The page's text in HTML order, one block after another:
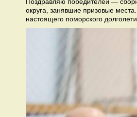
округа, занявшие призовые
настоящего поморского